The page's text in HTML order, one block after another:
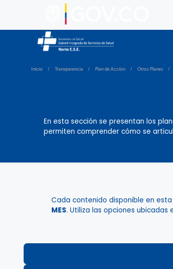
Inicio / Transparencia / Plan de Acción / Otros Planes /
En esta sección se presentan los
permiten comprender cómo se
Cada contenido disponible en
MES. Utiliza las opciones